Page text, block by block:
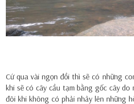
Cứ qua vài ngọn đồi thì sẽ có những
khi sẽ có cây cầu tạm bằng gốc cây do
đôi khi không có phải nhảy lên những